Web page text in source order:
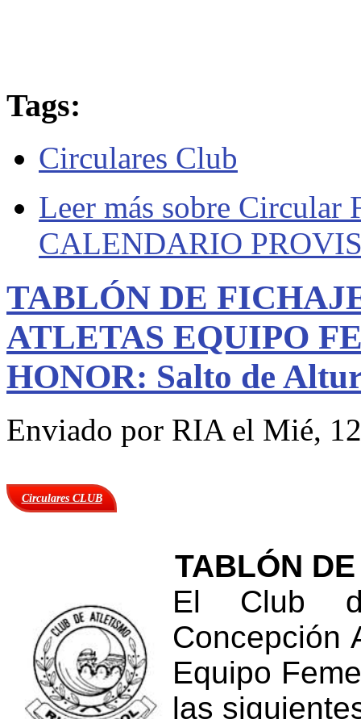
Tags:
Circulares Club
Leer más sobre Circular
CALENDARIO
TABLÓN DE
ATLETAS EQUIPO
HONOR: Salto de
Enviado por RIAel Mié,
Circulares CLUB
TABLÓN
El Club
Concepción
Equipo
las